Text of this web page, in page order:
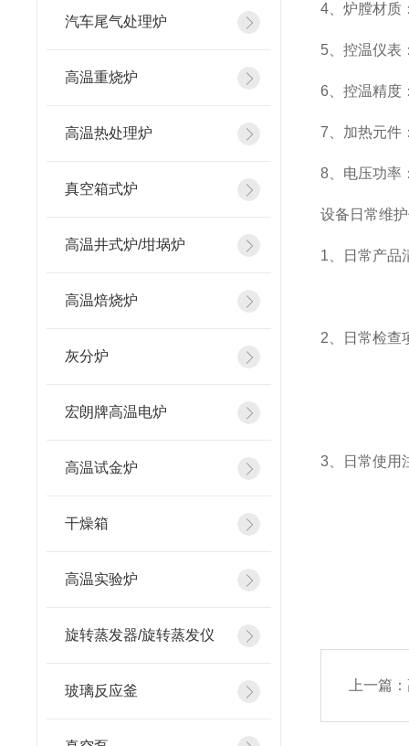
汽车尾气处理炉
高温重烧炉
高温热处理炉
真空箱式炉
高温井式炉/坩埚炉
高温焙烧炉
灰分炉
宏朗牌高温电炉
高温试金炉
干燥箱
高温实验炉
旋转蒸发器/旋转蒸发仪
玻璃反应釜
4、炉膛材质
5、控温仪表
6、控温精度
7、加热元件
8、电压功率
设备日常维
1、日常产品
2、日常检查
3、日常使用
上一篇：